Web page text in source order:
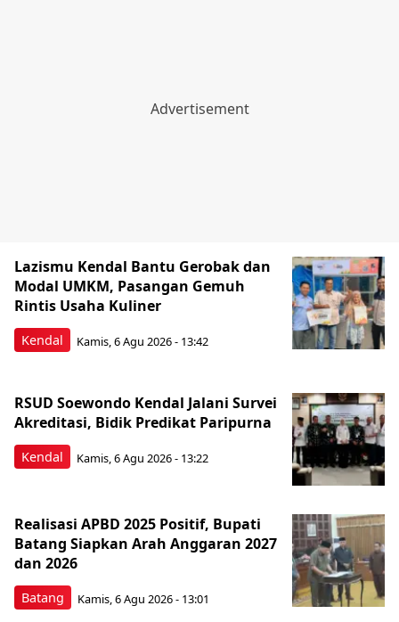
Kendal
Lazismu Kendal Bantu Gerobak dan
Modal UMKM, Pasangan Gemuh
Rintis Usaha Kuliner
Kamis, 6 Agu 2026 - 13:42
Kendal
RSUD Soewondo Kendal Jalani Survei
Akreditasi, Bidik Predikat Paripurna
Kamis, 6 Agu 2026 - 13:22
Batang
Realisasi APBD 2025 Positif, Bupati
Batang Siapkan Arah Anggaran 2027
dan 2026
Kamis, 6 Agu 2026 - 13:01